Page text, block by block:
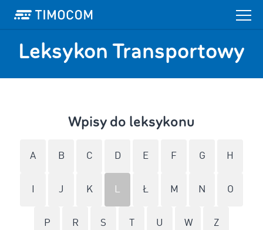
Leksykon Transportowy
Wpisy do leksykonu
A B C D E F G H
J K L Ł M N O
P R S U W Z